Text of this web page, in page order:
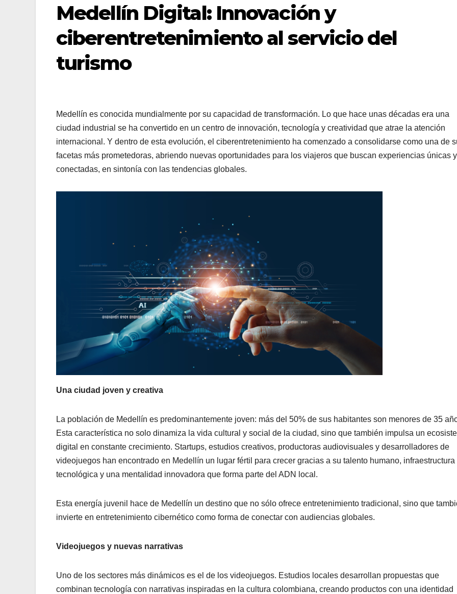
Medellín Digital: Innovación y
ciberentretenimiento al servicio del
turismo
Medellín es conocida mundialmente por su capacidad de transformación. Lo que hace unas décadas era una
ciudad industrial se ha convertido en un centro de innovación, tecnología y creatividad que atrae la atención
internacional. Y dentro de esta evolución, el ciberentretenimiento ha comenzado a consolidarse como una de
facetas más prometedoras, abriendo nuevas oportunidades para los viajeros que buscan experiencias únicas y
conectadas, en sintonía con las tendencias globales.
Una ciudad joven y creativa
La población de Medellín es predominantemente joven: más del 50% de sus habitantes son menores de 35
Esta característica no solo dinamiza la vida cultural y social de la ciudad, sino que también impulsa un
digital en constante crecimiento. Startups, estudios creativos, productoras audiovisuales y desarrolladores de
videojuegos han encontrado en Medellín un lugar fértil para crecer gracias a su talento humano, infraestructura
tecnológica y una mentalidad innovadora que forma parte del ADN local.
Esta energía juvenil hace de Medellín un destino que no sólo ofrece entretenimiento tradicional, sino que
invierte en entretenimiento cibernético como forma de conectar con audiencias globales.
Videojuegos y nuevas narrativas
Uno de los sectores más dinámicos es el de los videojuegos. Estudios locales desarrollan propuestas que
combinan tecnología con narrativas inspiradas en la cultura colombiana, creando productos con una identidad